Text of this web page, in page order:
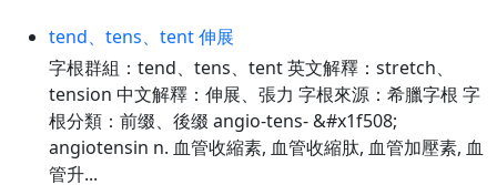
tend、tens、tent 伸展
字根群組：tend、tens、tent 英文解釋：stretch、
tension 中文解釋：伸展、張力 字根來源：希臘字根 字
根分類：前缀、後缀 angio-tens- &#x1f508;
angiotensin n. 血管收縮素, 血管收縮肽, 血管加壓素, 血
管升...